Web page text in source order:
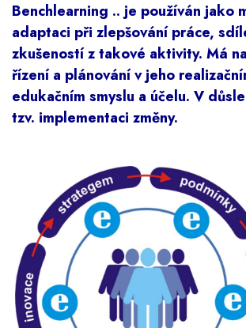
Benchlearning .. je používán jako
adaptaci při zlepšování práce,
zkušeností z takové aktivity. Má
řízení a plánování v jeho
edukačním smyslu a účelu. V
tzv. implementaci změny.